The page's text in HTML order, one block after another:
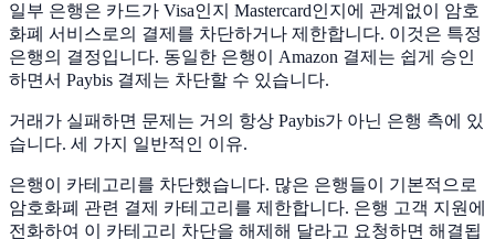
일부 은행은 카드가 Visa인지 Mastercard인지에 관계없이 암호
화폐 서비스로의 결제를 차단하거나 제한합니다. 이것은 특정
은행의 결정입니다. 동일한 은행이 Amazon 결제는 쉽게 승인
하면서 Paybis 결제는 차단할 수 있습니다.
거래가 실패하면 문제는 거의 항상 Paybis가 아닌 은행 측에 있
습니다. 세 가지 일반적인 이유.
은행이 카테고리를 차단했습니다. 많은 은행들이 기본적으로
암호화폐 관련 결제 카테고리를 제한합니다. 은행 고객 지원에
전화하여 이 카테고리 차단을 해제해 달라고 요청하면 해결됩